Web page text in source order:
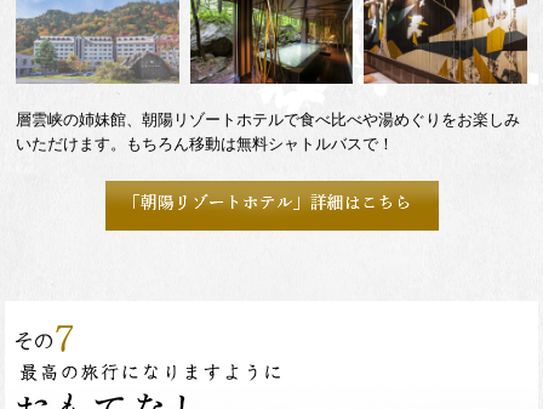
層雲峡の姉妹館、朝陽リゾートホテルで食べ比べや湯めぐりをお楽しみ
いただけます。もちろん移動は無料シャトルバスで！